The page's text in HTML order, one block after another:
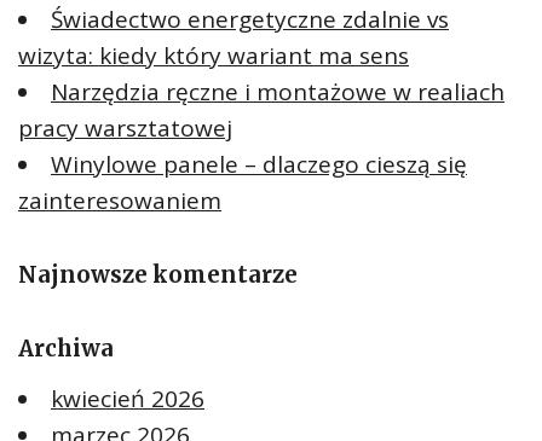
Świadectwo energetyczne zdalnie vs
wizyta: kiedy który wariant ma sens
Narzędzia ręczne i montażowe w realiach
pracy warsztatowej
Winylowe panele – dlaczego cieszą się
zainteresowaniem
Najnowsze komentarze
Archiwa
kwiecień 2026